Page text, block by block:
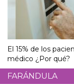
El 15% de los
médico ¿Por qué?
FARÁNDULA